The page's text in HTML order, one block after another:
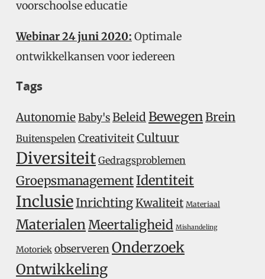
voorschoolse educatie
Webinar 24 juni 2020: Optimale
ontwikkelkansen voor iedereen
Tags
AutonomieBaby'sBeleid BewegenBrein
Buitenspelen CreativiteitCultuur
Diversiteit Gedragsproblemen
GroepsmanagementIdentiteit
InclusieInrichtingKwaliteit Materiaal
MaterialenMeertaligheid Mishandeling
Motoriek observerenOnderzoek
Ontwikkeling